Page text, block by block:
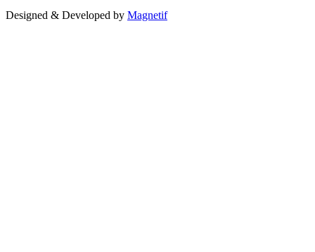
Designed & Developed by Magnetif